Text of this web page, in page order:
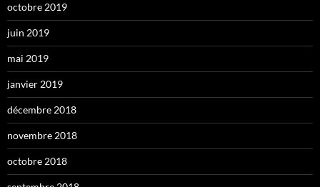
octobre 2019
juin 2019
mai 2019
janvier 2019
décembre 2018
novembre 2018
octobre 2018